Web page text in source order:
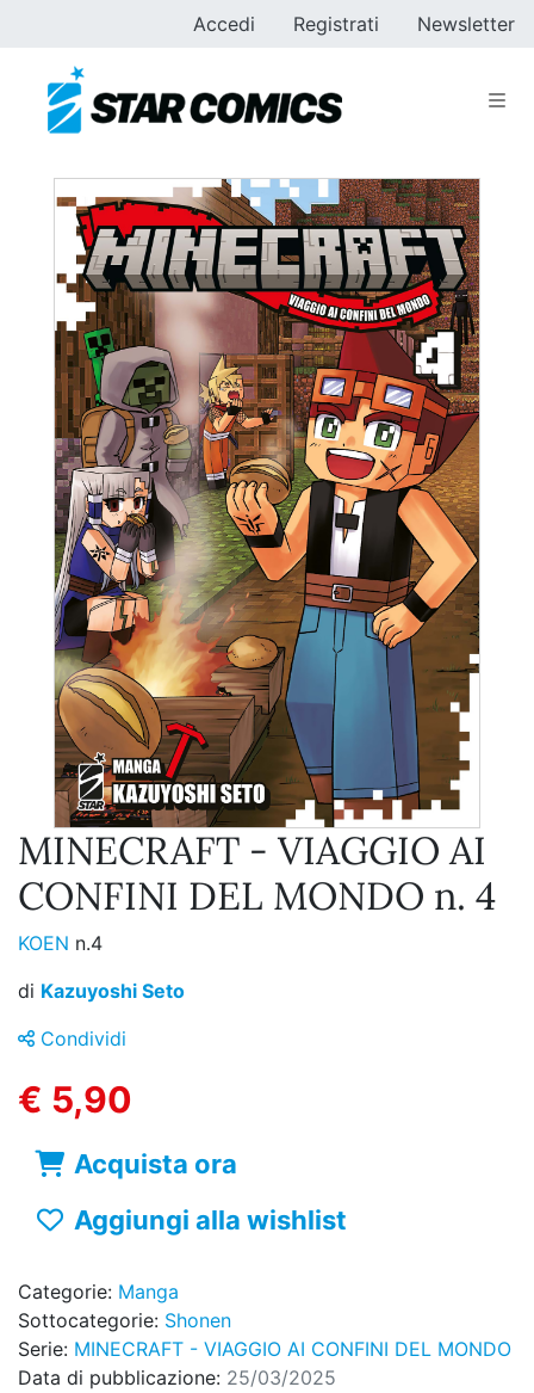
Accedi Registrati Newsletter
MINECRAFT - VIAGGIO AI
CONFINI DEL MONDO n. 4
KOEN n.4
di Kazuyoshi Seto
Condividi
€ 5,90
Acquista ora
Aggiungi alla wishlist
Categorie: Manga
Sottocategorie: Shonen
Serie: MINECRAFT - VIAGGIO AI CONFINI DEL MONDO
Data di pubblicazione: 25/03/2025